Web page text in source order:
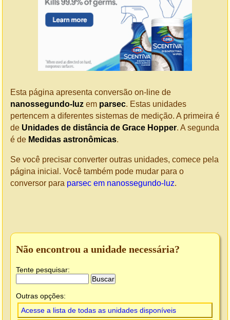
Esta página apresenta conversão on-line de
nanossegundo-luz em parsec. Estas unidades
pertencem a diferentes sistemas de medição. A primeira é
de Unidades de distância de Grace Hopper. A segunda
é de Medidas astronômicas.
Se você precisar converter outras unidades, comece pela
página inicial. Você também pode mudar para o
conversor para parsec em nanossegundo-luz.
Não encontrou a unidade necessária?
Tente pesquisar:
Outras opções:
Acesse a lista de todas as unidades disponíveis